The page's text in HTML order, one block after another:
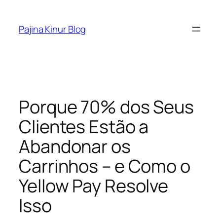
content
Pajina Kinur Blog
Porque 70% dos Seus
Clientes Estão a
Abandonar os
Carrinhos – e Como o
Yellow Pay Resolve
Isso